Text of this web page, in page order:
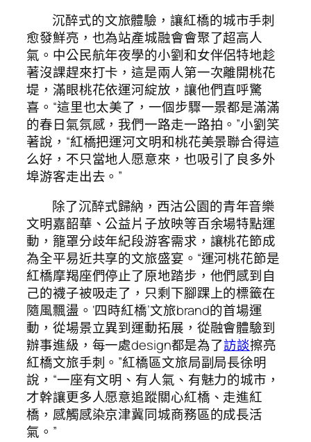
沉醉式的文旅體驗，讓紅橋的城市手刺
愈發鮮亮，也為站產城融會會聚了超高人
氣。中公民航年夜學的小劉和女伴侶特地趁
著沒課趕來打卡，這是兩人第一次離開桃花
堤，滿眼桃花依運河綻放，讓他們直呼驚
喜。“這里也太美了，一個步驟一景都是滿滿
的春日氣氛感，我們一路走一路拍。”小劉笑
著說，“紅橋把運河文明和桃花美景聯合得這
么好，不只當地人愿意來，也吸引了良多外
埠游客走出去。”
除了沉醉式歸納，西沽公園的青年音樂
文明嘉韶華、公益片子放映等百余場特點運
動，籠罩分歧年紀段游客需求，讓桃花節成
為全平易近共享的文旅盛宴。“運河桃花節是
紅橋摩羯座們停止了原地踏步，他們感到自
己的襪子被吸走了，只剩下腳踝上的標籤在
隨風飄盪。‘四時紅橋’文旅brand的首場運
動，從場景立異到運動拓展，從融會體驗到
辦事進級，每一處design都是為了訪談擦亮
紅橋文旅手刺。”紅橋區文旅局副局長徐明
說，“一座有文明、有人氣、有魅力的城市，
才幹讓更多人愿意追蹤關心紅橋、走進紅
橋，感觸感染京津冀同城商務區的成長活
氣。”